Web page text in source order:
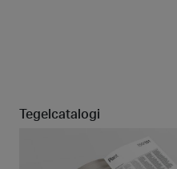
Tegelcatalogi